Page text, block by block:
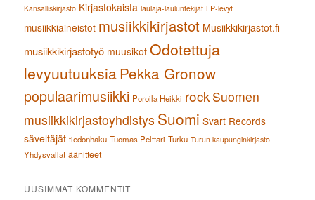
Kansalliskirjasto Kirjastokaista laulaja-lauluntekijät LP-levyt
musiikkiaineistot musiikkikirjastot Musiikkikirjastot.fi
musiikkikirjastotyö muusikot Odotettuja
levyuutuuksiaPekka Gronow
populaarimusiikki Poroila Heikki rock Suomen
musiikkikirjastoyhdistys Suomi Svart Records
säveltäjät tiedonhaku Tuomas Pelttari Turku Turun kaupunginkirjasto
Yhdysvallat äänitteet
UUSIMMAT KOMMENTIT